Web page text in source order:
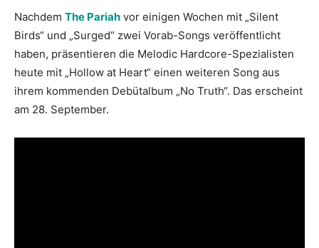
Nachdem The Pariah vor einigen Wochen mit „Silent
Birds“ und „Surged“ zwei Vorab-Songs veröffentlicht
haben, präsentieren die Melodic Hardcore-Spezialisten
heute mit „Hollow at Heart“ einen weiteren Song aus
ihrem kommenden Debütalbum „No Truth“. Das erscheint
am 28. September.